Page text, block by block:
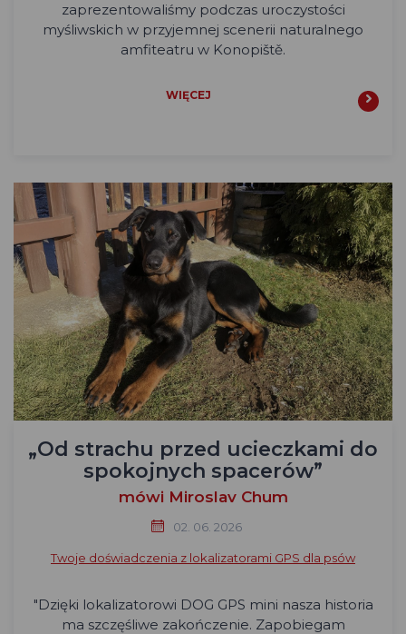
zaprezentowaliśmy podczas uroczystości
myśliwskich w przyjemnej scenerii naturalnego
amfiteatru w Konopiště.
WIĘCEJ
„Od strachu przed ucieczkami do
spokojnych spacerów”
mówi Miroslav Chum
02. 06. 2026
Twoje doświadczenia z lokalizatorami GPS dla psów
"Dzięki lokalizatorowi DOG GPS mini nasza historia
ma szczęśliwe zakończenie. Zapobiegam